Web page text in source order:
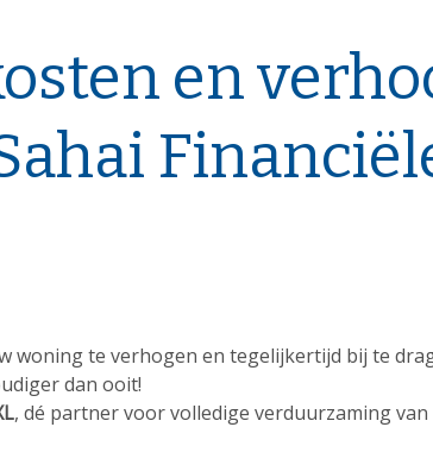
en
woning te verhogen en tegelijkertijd bij te
dan ooit!
, dé partner voor volledige verduurzaming